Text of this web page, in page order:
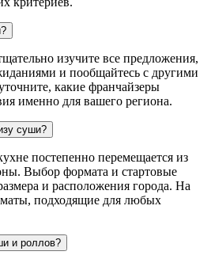
изучите все предложения,
и пообщайтесь с другими
какие франчайзеры
именно для вашего региона.
суши?
постепенно перемещается из
Выбор формата и стартовые
и расположения города. На
подходящие для любых
и роллов?